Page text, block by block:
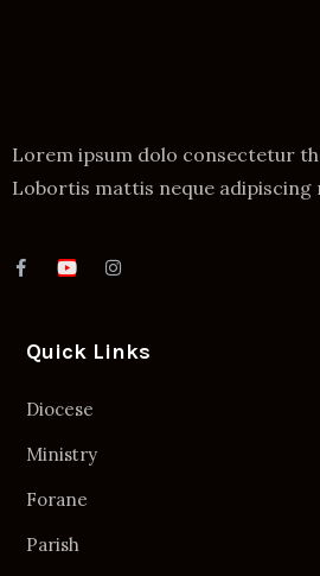
Lorem ipsum dolo consectetur
Lobortis mattis neque adipiscing
Quick Links
Diocese
Ministry
Forane
Parish